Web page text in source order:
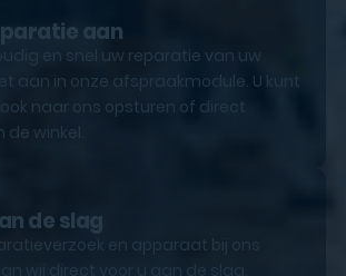
aan
en snel uw reparatie van uw
aan in onze afspraakmodule. U kunt
naar ons opsturen of direct
winkel.
de slag
en apparaat bij ons
wij direct voor u aan de slag.